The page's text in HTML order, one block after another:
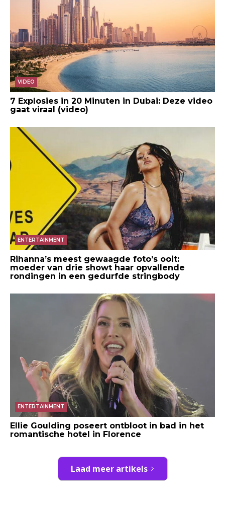
VIDEO
7 Explosies in 20 Minuten in Dubai: Deze video
gaat viraal (video)
ENTERTAINMENT
Rihanna’s meest gewaagde foto’s ooit:
moeder van drie showt haar opvallende
rondingen in een gedurfde stringbody
ENTERTAINMENT
Ellie Goulding poseert ontbloot in bad in het
romantische hotel in Florence
Laad meer artikels